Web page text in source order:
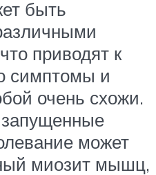
быть
приводят к
симптомы и
очень схожи.
может
миозит мышц,